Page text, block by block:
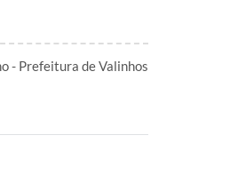
- Prefeitura de Valinhos